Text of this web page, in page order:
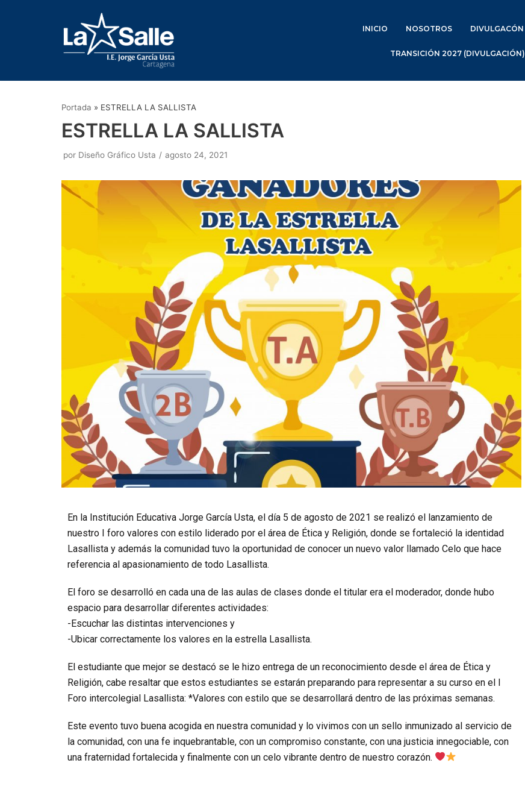
INICIO NOSOTROS DIVULGACÓN
TRANSICIÓN 2027 (DIVULGACIÓN)
Portada » ESTRELLA LA SALLISTA
ESTRELLA LA SALLISTA
por Diseño Gráfico Usta agosto 24, 2021
En la Institución Educativa Jorge García Usta, el día 5 de agosto de 2021 se realizó el lanzamiento de
nuestro I foro valores con estilo liderado por el área de Ética y Religión, donde se fortaleció la identidad
Lasallista y además la comunidad tuvo la oportunidad de conocer un nuevo valor llamado Celo que hace
referencia al apasionamiento de todo Lasallista.
El foro se desarrolló en cada una de las aulas de clases donde el titular era el moderador, donde hubo
espacio para desarrollar diferentes actividades:
-Escuchar las distintas intervenciones y
-Ubicar correctamente los valores en la estrella Lasallista.
El estudiante que mejor se destacó se le hizo entrega de un reconocimiento desde el área de Ética y
Religión, cabe resaltar que estos estudiantes se estarán preparando para representar a su curso en el I
Foro intercolegial Lasallista: *Valores con estilo que se desarrollará dentro de las próximas semanas.
Este evento tuvo buena acogida en nuestra comunidad y lo vivimos con un sello inmunizado al servicio de
la comunidad, con una fe inquebrantable, con un compromiso constante, con una justicia innegociable, con
una fraternidad fortalecida y finalmente con un celo vibrante dentro de nuestro corazón.